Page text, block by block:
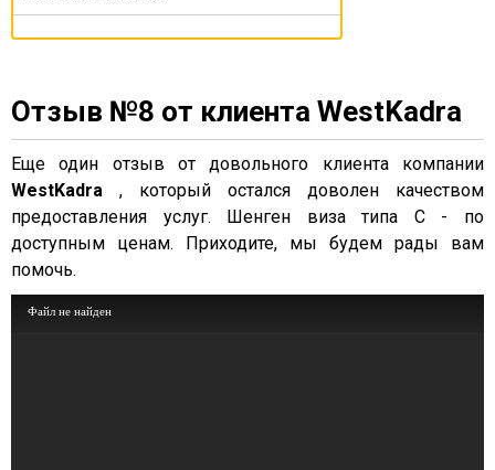
Отзыв №8 от клиента WestKadra
Еще один отзыв от довольного клиента компании
WestKadra , который остался доволен качеством
предоставления услуг. Шенген виза типа С - по
доступным ценам. Приходите, мы будем рады вам
помочь.
Файл не найден